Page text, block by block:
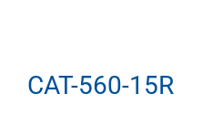
CAT-560-15R